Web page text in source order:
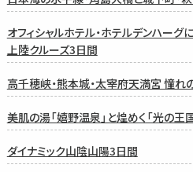
オフィシャルホテル・ホテルデンハー
上陸クルーズ3日間
高千穂峡・熊本城・太宰府天満宮 憧
美肌の湯「嬉野温泉」と煌めく「光の王
ダイナミック山陰山陽3日間